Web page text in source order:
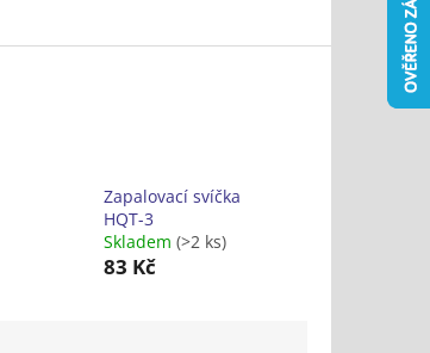
Zapalovací svíčka
HQT-3
Skladem (>2 ks)
83 Kč